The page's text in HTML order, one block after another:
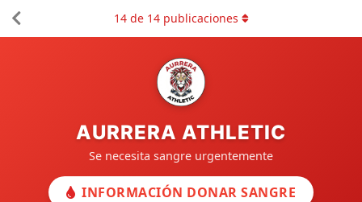
AURRERA ATHLETIC
Se necesita sangre urgentemente
INFORMACIÓN DONAR SANGRE
14de 14publicaciones